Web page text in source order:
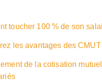
toucher 100 % de son
les avantages des
de la cotisation